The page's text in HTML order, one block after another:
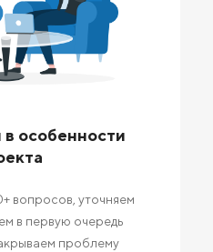
особенности
вопросов, уточняем
в первую очередь
проблему